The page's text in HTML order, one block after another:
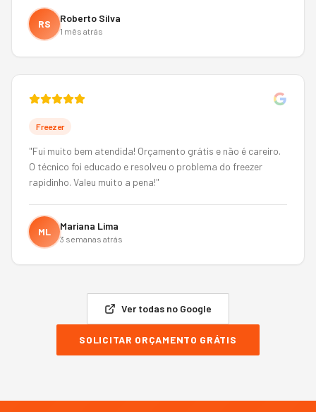
RS Roberto Silva
1 mês atrás
Freezer
"Fui muito bem atendida! Orçamento grátis e não é careiro.
O técnico foi educado e resolveu o problema do freezer
rapidinho. Valeu muito a pena!"
ML Mariana Lima
3 semanas atrás
Ver todas no Google
SOLICITAR ORÇAMENTO GRÁTIS